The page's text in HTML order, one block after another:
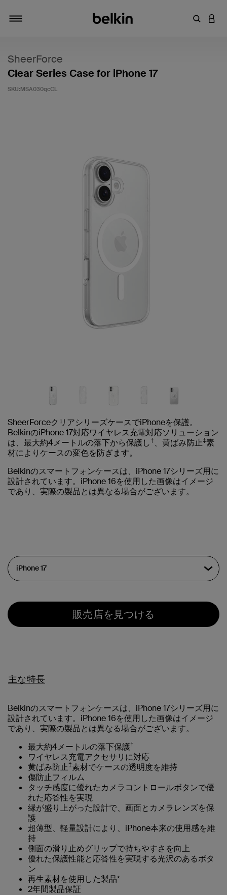
キーワアカ
SheerForce
Clear Series Case for iPhone 17
SKU:MSA030qcCL
SheerForceクリアシリーズケースでiPhoneを保護。
BelkinのiPhone 17対応ワイヤレス充電対応ソリューション
は、最大約4メートルの落下から保護し†、黄ばみ防止‡素
材によりケースの変色を防ぎます。
Belkinのスマートフォンケースは、iPhone 17シリーズ用に
設計されています。iPhone 16を使用した画像はイメージ
であり、実際の製品とは異なる場合がございます。
販売店を見つける
主な特長
Belkinのスマートフォンケースは、iPhone 17シリーズ用に
設計されています。iPhone 16を使用した画像はイメージ
であり、実際の製品とは異なる場合がございます。
最大約4メートルの落下保護†
ワイヤレス充電アクセサリに対応
黄ばみ防止‡素材でケースの透明度を維持
傷防止フィルム
タッチ感度に優れたカメラコントロールボタンで優
れた応答性を実現
縁が盛り上がった設計で、画面とカメラレンズを保
護
超薄型、軽量設計により、iPhone本来の使用感を維
持
側面の滑り止めグリップで持ちやすさを向上
優れた保護性能と応答性を実現する光沢のあるボタ
ン
再生素材を使用した製品*
2年間製品保証